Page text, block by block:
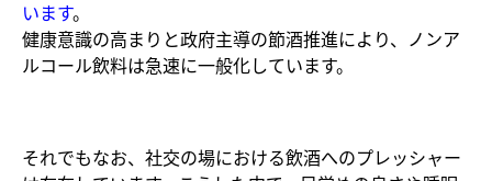
います。
健康意識の高まりと政府主導の節酒推進により、ノンア
ルコール飲料は急速に一般化しています。
それでもなお、社交の場における飲酒へのプレッシャー